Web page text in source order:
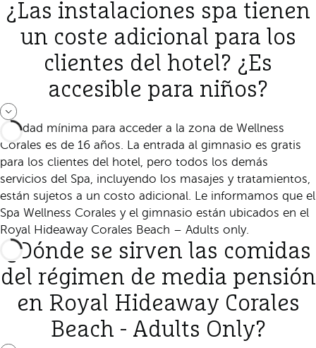
¿Las instalaciones spa tienen
un coste adicional para los
clientes del hotel? ¿Es
accesible para niños?
La edad mínima para acceder a la zona de Wellness
Corales es de 16 años. La entrada al gimnasio es gratis
para los clientes del hotel, pero todos los demás
servicios del Spa, incluyendo los masajes y tratamientos,
están sujetos a un costo adicional. Le informamos que el
Spa Wellness Corales y el gimnasio están ubicados en el
Royal Hideaway Corales Beach – Adults only.
¿Dónde se sirven las comidas
del régimen de media pensión
en Royal Hideaway Corales
Beach - Adults Only?